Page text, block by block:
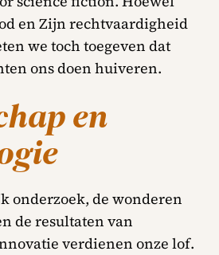
en Zijn rechtvaardigheid
we toch toegeven dat
ons doen huiveren.
en
onderzoek, de wonderen
de resultaten van
verdienen onze lof.